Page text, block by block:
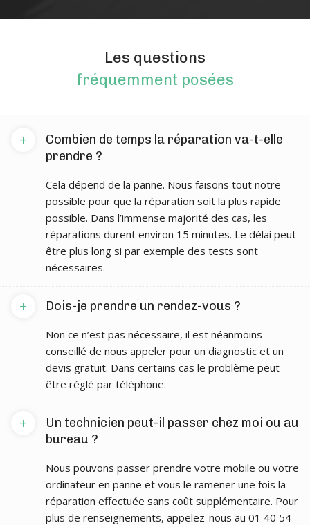
Les questions
fréquemment posées
Combien de temps la réparation va-t-elle
prendre ?
+
Cela dépend de la panne. Nous faisons tout notre
possible pour que la réparation soit la plus rapide
possible. Dans l’immense majorité des cas, les
réparations durent environ 15 minutes. Le délai peut
être plus long si par exemple des tests sont
nécessaires.
Dois-je prendre un rendez-vous ?
+
Non ce n’est pas nécessaire, il est néanmoins
conseillé de nous appeler pour un diagnostic et un
devis gratuit. Dans certains cas le problème peut
être réglé par téléphone.
Un technicien peut-il passer chez moi ou au
bureau ?
+
Nous pouvons passer prendre votre mobile ou votre
ordinateur en panne et vous le ramener une fois la
réparation effectuée sans coût supplémentaire. Pour
plus de renseignements, appelez-nous au 01 40 54